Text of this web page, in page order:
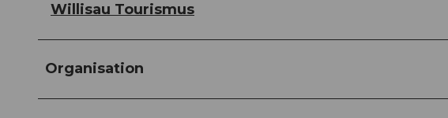
Willisau Tourismus
Organisation